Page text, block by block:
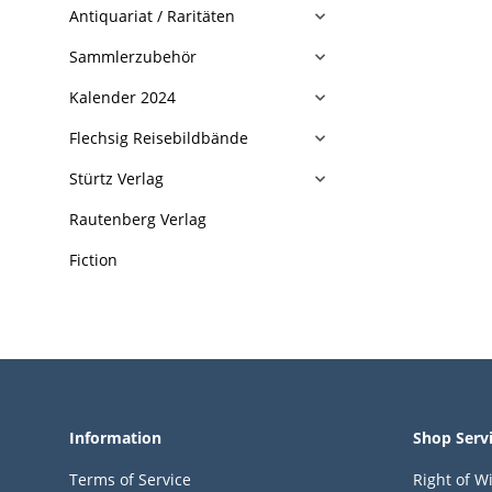
Antiquariat / Raritäten
Sammlerzubehör
Kalender 2024
Flechsig Reisebildbände
Stürtz Verlag
Rautenberg Verlag
Fiction
Information
Terms of Service
Shop
Right of